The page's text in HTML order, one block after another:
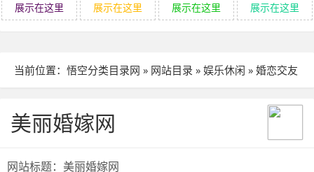
展示在这里 展示在这里 展示在这里 展示在这里
当前位置： 悟空分类目录网 » 网站目录 » 娱乐休闲 » 婚恋交友
美丽婚嫁网
网站标题：美丽婚嫁网